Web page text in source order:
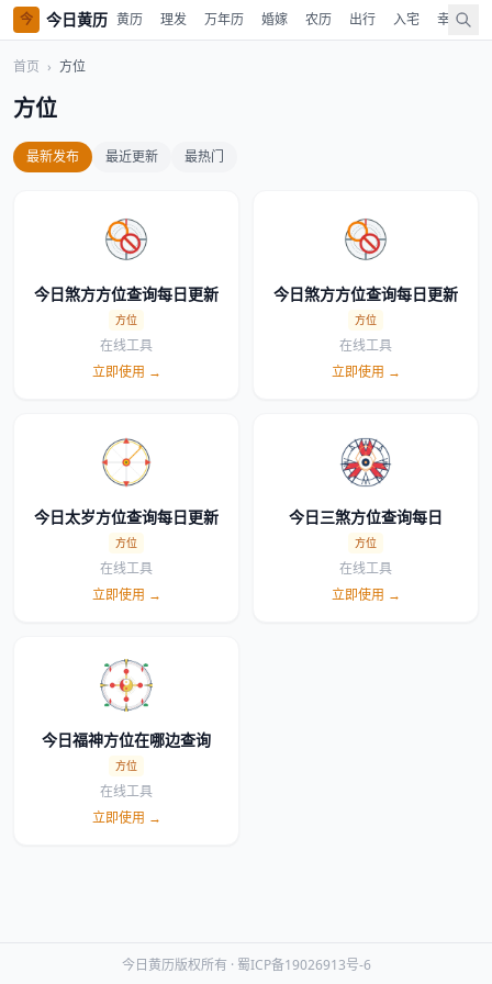
今 今日黄历 黄历 理发 万年历 婚嫁 农历 出行 入宅 幸运色
首页 › 方位
方位
最新发布 最近更新 最热门
今日煞方方位查询每日更新
方位
在线工具
立即使用 →
今日煞方方位查询每日更新
方位
在线工具
立即使用 →
今日太岁方位查询每日更新
方位
在线工具
立即使用 →
今日三煞方位查询每日
方位
在线工具
立即使用 →
今日福神方位在哪边查询
方位
在线工具
立即使用 →
今日黄历版权所有 · 蜀ICP备19026913号-6